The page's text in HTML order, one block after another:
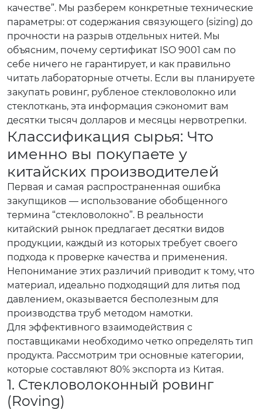
качестве”. Мы разберем конкретные технические
параметры: от содержания связующего (sizing) до
прочности на разрыв отдельных нитей. Мы
объясним, почему сертификат ISO 9001 сам по
себе ничего не гарантирует, и как правильно
читать лабораторные отчеты. Если вы планируете
закупать ровинг, рубленое стекловолокно или
стеклоткань, эта информация сэкономит вам
десятки тысяч долларов и месяцы нервотрепки.
Классификация сырья: Что
именно вы покупаете у
китайских производителей
Первая и самая распространенная ошибка
закупщиков — использование обобщенного
термина “стекловолокно”. В реальности
китайский рынок предлагает десятки видов
продукции, каждый из которых требует своего
подхода к проверке качества и применения.
Непонимание этих различий приводит к тому, что
материал, идеально подходящий для литья под
давлением, оказывается бесполезным для
производства труб методом намотки.
Для эффективного взаимодействия с
поставщиками необходимо четко определять тип
продукта. Рассмотрим три основные категории,
которые составляют 80% экспорта из Китая.
1. Стекловолоконный ровинг
(Roving)